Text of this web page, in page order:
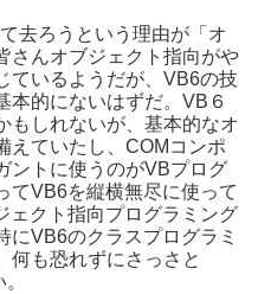
去ろうという理由が「オ
さんオブジェクト指向がや
ているようだが、VB6の技
本的にないはずだ。VB６
もしれないが、基本的なオ
えていたし、COMコンポ
ントに使うのがVBプログ
てVB6を縦横無尽に使って
ェクト指向プログラミング
にVB6のクラスプログラミ
何も恐れずにさっさと